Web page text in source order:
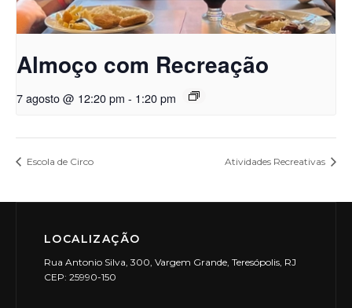
Almoço com Recreação
7 agosto @ 12:20 pm - 1:20 pm
Escola de Circo Atividades Recreativas
LOCALIZAÇÃO
Rua Antonio Silva, 300, Vargem Grande, Teresópolis, RJ
CEP: 25990-150